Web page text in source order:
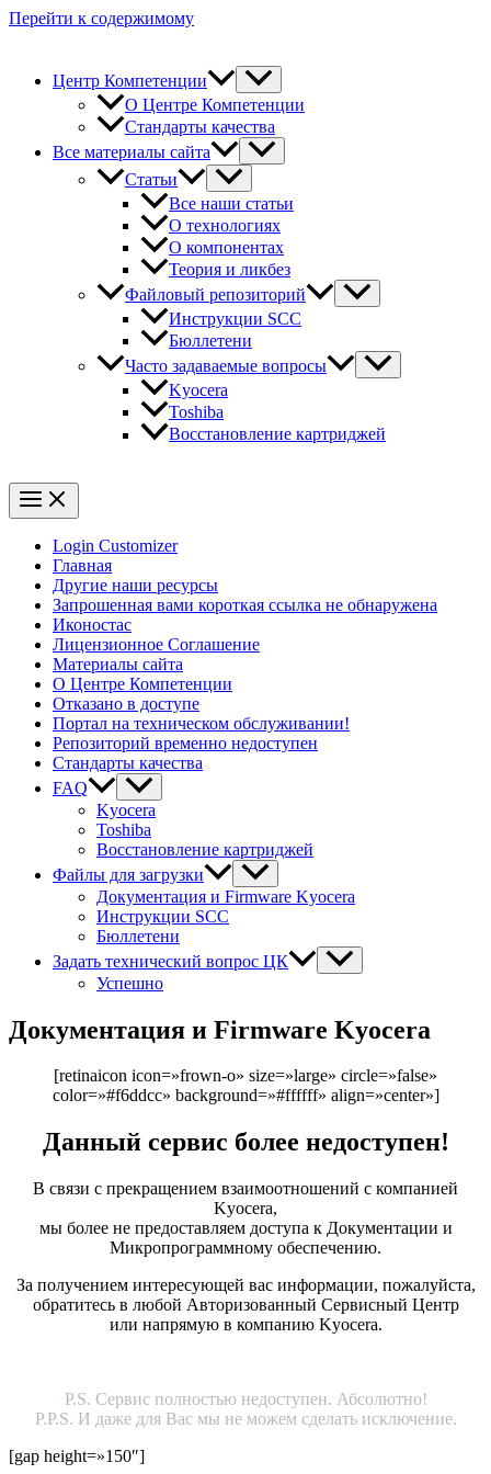
Перейти к содержимому
Центр Компетенции
О Центре Компетенции
Стандарты качества
Все материалы сайта
Статьи
Все наши статьи
О технологиях
О компонентах
Теория и ликбез
Файловый репозиторий
Инструкции SCC
Бюллетени
Часто задаваемые вопросы
Kyocera
Toshiba
Восстановление картриджей
Login Customizer
Главная
Другие наши ресурсы
Запрошенная вами короткая ссылка не обнаружена
Иконостас
Лицензионное Соглашение
Материалы сайта
О Центре Компетенции
Отказано в доступе
Портал на техническом обслуживании!
Репозиторий временно недоступен
Стандарты качества
FAQ
Kyocera
Toshiba
Восстановление картриджей
Файлы для загрузки
Документация и Firmware Kyocera
Инструкции SCC
Бюллетени
Задать технический вопрос ЦК
Успешно
Документация и Firmware Kyocera
[retinaicon icon=»frown-o» size=»large» circle=»false»
color=»#f6ddcc» background=»#ffffff» align=»center»]
Данный сервис более недоступен!
В связи с прекращением взаимоотношений с компанией
Kyocera,
мы более не предоставляем доступа к Документации и
Микропрограммному обеспечению.
За получением интересующей вас информации, пожалуйста,
обратитесь в любой Авторизованный Сервисный Центр
или напрямую в компанию Kyocera.
P.S. Сервис полностью недоступен. Абсолютно!
P.P.S. И даже для Вас мы не можем сделать исключение.
[gap height=»150″]